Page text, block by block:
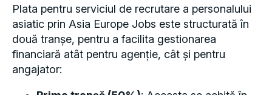
Plata pentru serviciul de recrutare a personalului
asiatic prin Asia Europe Jobs este structurată în
două tranșe, pentru a facilita gestionarea
financiară atât pentru agenție, cât și pentru
angajator: